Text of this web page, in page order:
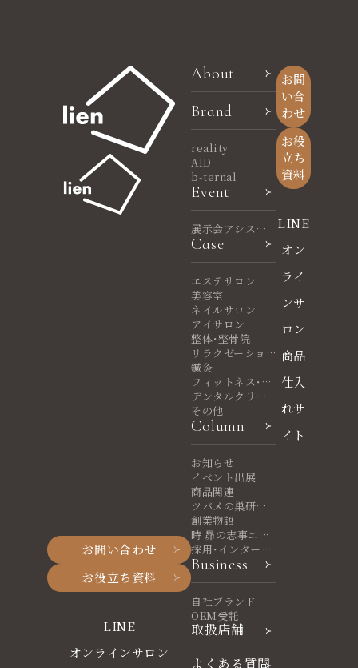
お問い合わせ
お役立ち資料
LINE
オンラインサロン
About
Brand
reality
AID
b-ternal
Event
展示会アシスタ
ント
Case
エステサロン
美容室
ネイルサロン
アイサロン
整体・整骨院
リラクゼーショ
ンサロン
鍼灸
フィットネス・ヨ
ガ
デンタルクリニ
ック
その他
Column
お知らせ
イベント出展
商品関連
ツバメの巣研究
室
創業物語
時 昴の志事エッ
セイ
採用・インターン
シップ
Business
自社ブランド
OEM受託
取扱店舗
よくある質問
お問
い合
わせ
お役
立ち
資料
LINE
オン
ライ
ンサ
ロン
商品
仕入
れサ
イト